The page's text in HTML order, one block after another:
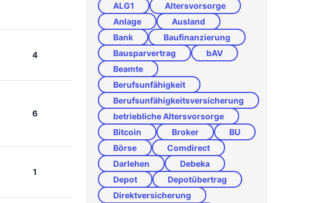
4
6
1
ALG1
Altersvorsorge
Anlage
Ausland
Bank
Baufinanzierung
Bausparvertrag
bAV
Beamte
Berufsunfähigkeit
Berufsunfähigkeitsversicherung
betriebliche Altersvorsorge
Bitcoin
Broker
BU
Börse
Comdirect
Darlehen
Debeka
Depot
Depotübertrag
Direktversicherung